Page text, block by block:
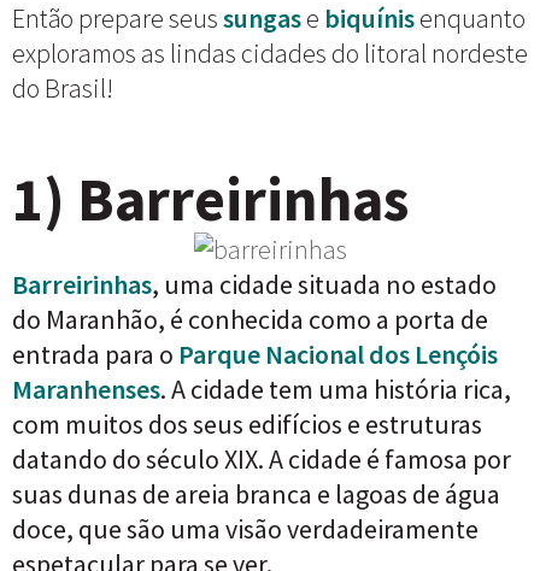
Então prepare seussungase biquínisenquanto
exploramos as lindas cidades do litoral nordeste
do Brasil!
1) Barreirinhas
Barreirinhas, uma cidade situada no estado
do Maranhão, é conhecida como a porta de
entrada para o Parque Nacional dos Lençóis
Maranhenses. A cidade tem uma história rica,
com muitos dos seus edifícios e estruturas
datando do século XIX. A cidade é famosa por
suas dunas de areia branca e lagoas de água
doce, que são uma visão verdadeiramente
espetacular para se ver.